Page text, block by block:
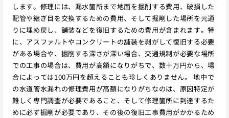
します。修理には、漏水箇所まで地面を掘削する費用、破損した
配管や継ぎ目を交換するための費用、そして掘削した場所を元通
りに埋め戻し、舗装などを復旧するための費用が含まれます。特
に、アスファルトやコンクリートの舗装を剥がして復旧する必要
がある場合や、掘削する深さが深い場合、交通規制が必要な場所
での工事の場合は、費用が高額になりがちで、数十万円から、場
合によっては100万円を超えることも珍しくありません。 地中で
の水道管水漏れの修理費用が高額になりがちなのは、原因特定が
難しく専門調査が必要であること、そして修理箇所に到達するた
めに必ず掘削が必要であり、その後の復旧工事費用がかかるため